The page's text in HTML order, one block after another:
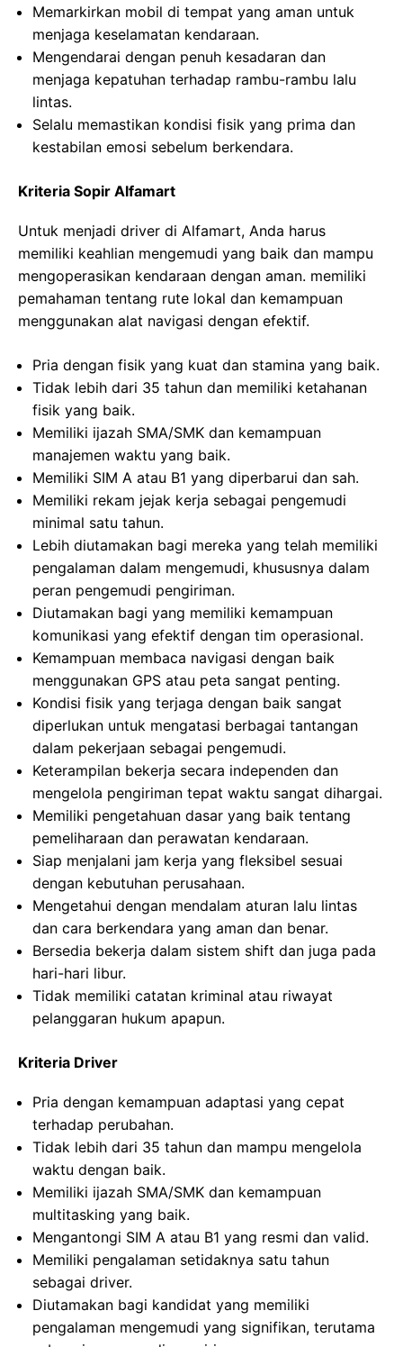
Memarkirkan mobil di tempat yang aman untuk
menjaga keselamatan kendaraan.
Mengendarai dengan penuh kesadaran dan
menjaga kepatuhan terhadap rambu-rambu lalu
lintas.
Selalu memastikan kondisi fisik yang prima dan
kestabilan emosi sebelum berkendara.
Kriteria Sopir Alfamart
Untuk menjadi driver di Alfamart, Anda harus
memiliki keahlian mengemudi yang baik dan mampu
mengoperasikan kendaraan dengan aman. memiliki
pemahaman tentang rute lokal dan kemampuan
menggunakan alat navigasi dengan efektif.
Pria dengan fisik yang kuat dan stamina yang baik.
Tidak lebih dari 35 tahun dan memiliki ketahanan
fisik yang baik.
Memiliki ijazah SMA/SMK dan kemampuan
manajemen waktu yang baik.
Memiliki SIM A atau B1 yang diperbarui dan sah.
Memiliki rekam jejak kerja sebagai pengemudi
minimal satu tahun.
Lebih diutamakan bagi mereka yang telah memiliki
pengalaman dalam mengemudi, khususnya dalam
peran pengemudi pengiriman.
Diutamakan bagi yang memiliki kemampuan
komunikasi yang efektif dengan tim operasional.
Kemampuan membaca navigasi dengan baik
menggunakan GPS atau peta sangat penting.
Kondisi fisik yang terjaga dengan baik sangat
diperlukan untuk mengatasi berbagai tantangan
dalam pekerjaan sebagai pengemudi.
Keterampilan bekerja secara independen dan
mengelola pengiriman tepat waktu sangat dihargai.
Memiliki pengetahuan dasar yang baik tentang
pemeliharaan dan perawatan kendaraan.
Siap menjalani jam kerja yang fleksibel sesuai
dengan kebutuhan perusahaan.
Mengetahui dengan mendalam aturan lalu lintas
dan cara berkendara yang aman dan benar.
Bersedia bekerja dalam sistem shift dan juga pada
hari-hari libur.
Tidak memiliki catatan kriminal atau riwayat
pelanggaran hukum apapun.
Kriteria Driver
Pria dengan kemampuan adaptasi yang cepat
terhadap perubahan.
Tidak lebih dari 35 tahun dan mampu mengelola
waktu dengan baik.
Memiliki ijazah SMA/SMK dan kemampuan
multitasking yang baik.
Mengantongi SIM A atau B1 yang resmi dan valid.
Memiliki pengalaman setidaknya satu tahun
sebagai driver.
Diutamakan bagi kandidat yang memiliki
pengalaman mengemudi yang signifikan, terutama